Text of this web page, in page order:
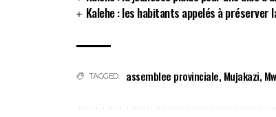
Kalehe : les habitants appelés à
TAGGED: assemblee provinciale, Mujakazi,